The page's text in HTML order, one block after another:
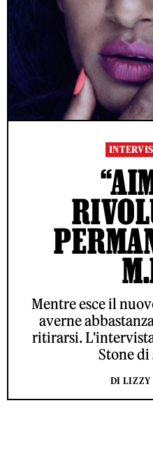
Mentre esce il
averne
ritirarsi.
Stone
DI LIZZY